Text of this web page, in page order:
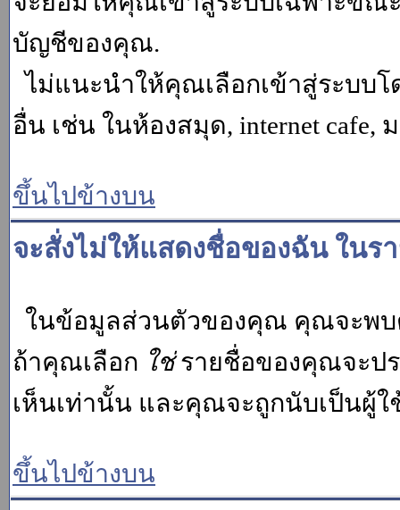
บัญชีของคุณ.
ไม่แนะนำให้คุณเลือกเข้าสู่ระบบ
อื่น เช่น ในห้องสมุด, internet cafe,
ขึ้นไปข้างบน
จะสั่งไม่ให้แสดงชื่อของฉัน ในร
ในข้อมูลส่วนตัวของคุณ คุณจะพบ
ถ้าคุณเลือก ใช่รายชื่อของคุณจะปร
เห็นเท่านั้น และคุณจะถูกนับเป็นผู้
ขึ้นไปข้างบน